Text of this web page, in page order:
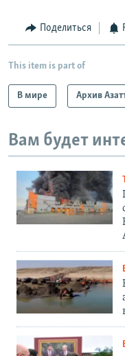
Поделиться
This item is part of
В мире Архив
Вам будет